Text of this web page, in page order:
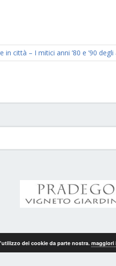
città – I mitici anni ’80 e ’90
dei cookie da parte nostra.maggiori